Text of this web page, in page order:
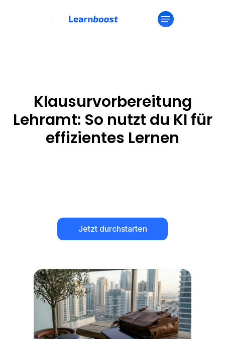
Klausurvorbereitung
Lehramt: So nutzt du KI für
effizientes Lernen
Jetzt durchstarten